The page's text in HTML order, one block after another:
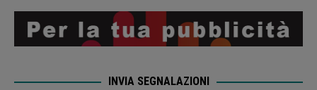
INVIA SEGNALAZIONI